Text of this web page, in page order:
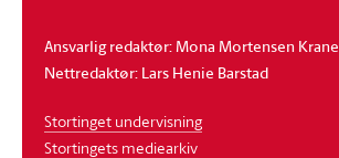
Ansvarlig redaktør: Mona Mortensen Krane
Nettredaktør: Lars Henie Barstad
Stortinget undervisning
Stortingets mediearkiv